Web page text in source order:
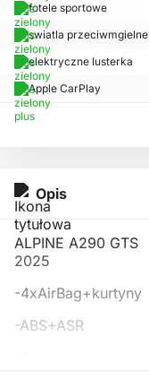
fotele sportowe
swiatla przeciwmgielne
elektryczne lusterka
Apple CarPlay
Opis
ALPINE A290 GTS
2025
-4xAirBag+kurtyny
-ABS+ASR